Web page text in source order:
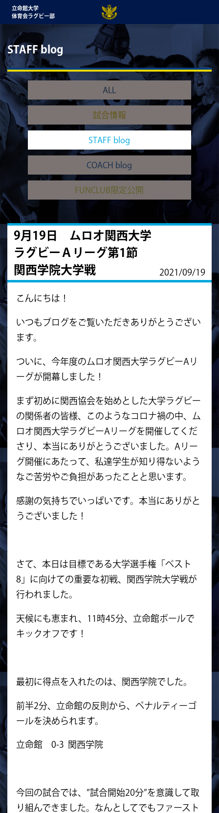
立命館大学
体育会ラグビー部
STAFF blog
ALL
試合情報
STAFF blog
COACH blog
FUNCLUB限定公開
9月19日 ムロオ関西大学
ラグビーＡリーグ第1節
関西学院大学戦
2021/09/19
こんにちは！
いつもブログをご覧いただきありがとうござい
ます。
ついに、今年度のムロオ関西大学ラグビーAリ
ーグが開幕しました！
まず初めに関西協会を始めとした大学ラグビー
の関係者の皆様、このようなコロナ禍の中、ム
ロオ関西大学ラグビーAリーグを開催してくだ
さり、本当にありがとうございました。Aリー
グ開催にあたって、私達学生が知り得ないよう
なご苦労やご負担があったことと思います。
感謝の気持ちでいっぱいです。本当にありがと
うございました！
さて、本日は目標である大学選手権「ベスト
8」に向けての重要な初戦、関西学院大学戦が
行われました。
天候にも恵まれ、11時45分、立命館ボールで
キックオフです！
最初に得点を入れたのは、関西学院でした。
前半2分、立命館の反則から、 ペナルティーゴ
ールを決められます。
立命館 0-3 関西学院
今回の試合では、”試合開始20分”を意識して取
り組んできました。なんとしてでもファースト